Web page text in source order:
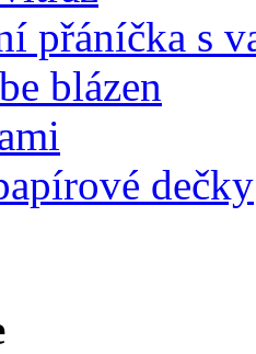
přáníčka s
blázen
dečky